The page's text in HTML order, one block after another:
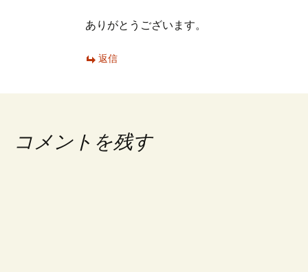
ありがとうございます。
返信
コメントを残す